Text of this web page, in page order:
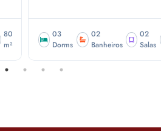
80
m²
03
Dorms
02
Banheiros
02
Salas